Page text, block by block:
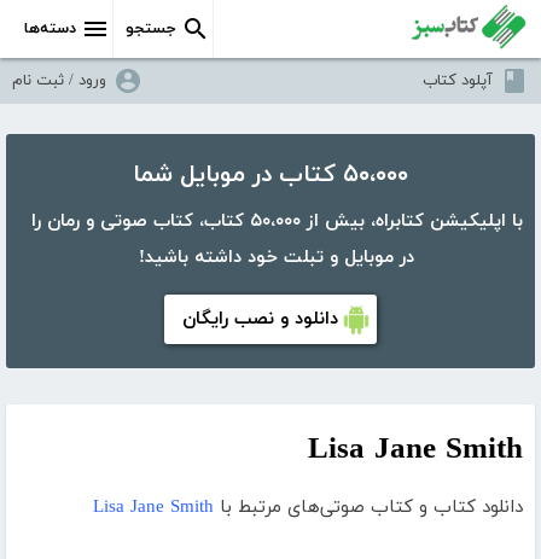
دسته‌ها جستجو
آپلود کتاب ورود / ثبت نام
۵۰،۰۰۰ کتاب در موبایل شما
با اپلیکیشن کتابراه، بیش از ۵۰،۰۰۰ کتاب، کتاب صوتی و رمان را
در موبایل و تبلت خود داشته باشید!
دانلود و نصب رایگان
Lisa Jane Smith
دانلود کتاب و کتاب صوتی‌های مرتبط با Lisa Jane Smith